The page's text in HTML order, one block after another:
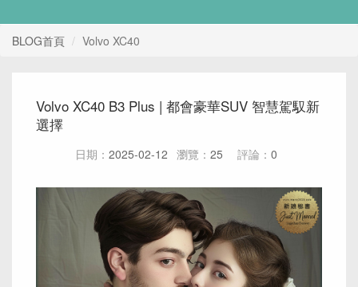
BLOG首頁 Volvo XC40
Volvo XC40 B3 Plus | 都會豪華SUV 智慧駕馭新
選擇
日期： 2025-02-12 瀏覽： 25 評論： 0